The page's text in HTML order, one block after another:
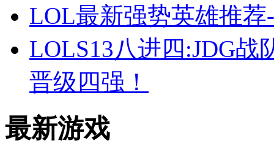
LOL最新强势英雄推荐
LOLS13八进四:JDG
晋级四强！
最新游戏